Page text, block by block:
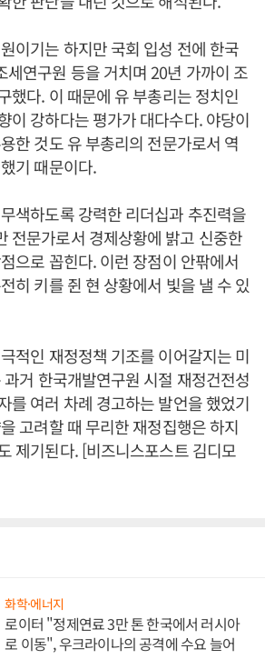
이기는 하지만 국회 입성 전에 한국
세연구원 등을 거치며 20년 가까이 조
했다. 이 때문에 유 부총리는 정치인
이 강하다는 평가가 대다수다. 야당이
한 것도 유 부총리의 전문가로서 역
기 때문이다.
색하도록 강력한 리더십과 추진력을
전문가로서 경제상황에 밝고 신중한
으로 꼽힌다. 이런 장점이 안팎에서
히 키를 쥔 현 상황에서 빛을 낼 수 있
적인 재정정책 기조를 이어갈지는 미
거 한국개발연구원 시절 재정건전성
를 여러 차례 경고하는 발언을 했었기
고려할 때 무리한 재정집행은 하지
제기된다. [비즈니스포스트 김디모
화학·에너지
로이터 "정제연료 3만 톤 한국에서 러시아
로 이동", 우크라이나의 공격에 수요 늘어